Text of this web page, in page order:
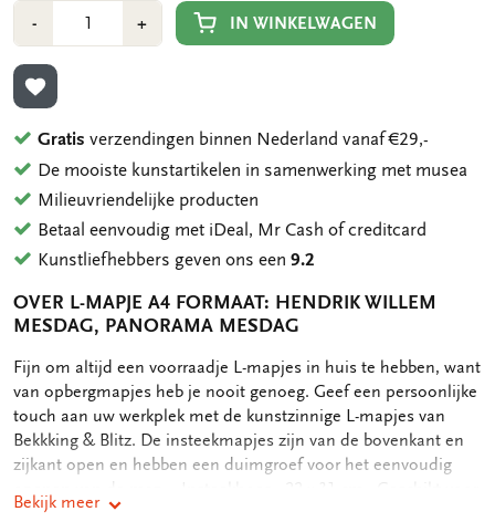
-Min
1
+Plus
1
IN WINKELWAGEN
TOEVOEGEN AAN VERLANGLIJST
Gratis verzendingen binnen Nederland vanaf €29,-
De mooiste kunstartikelen in samenwerking met musea
Milieuvriendelijke producten
Betaal eenvoudig met iDeal, Mr Cash of creditcard
Kunstliefhebbers geven ons een9.2
OVER L-MAPJE A4 FORMAAT: HENDRIK WILLEM
MESDAG, PANORAMA MESDAG
OMSCHRIJVING
Fijn om altijd een voorraadje L-mapjes in huis te hebben, want
van opbergmapjes heb je nooit genoeg. Geef een persoonlijke
touch aan uw werkplek met de kunstzinnige L-mapjes van
Bekkking & Blitz. De insteekmapjes zijn van de bovenkant en
zijkant open en hebben een duimgroef voor het eenvoudig
A4 formaat documenten - Full color print op zowel voor als
Bekijk meer